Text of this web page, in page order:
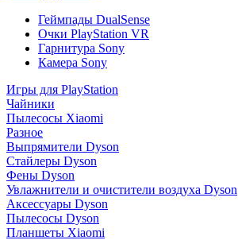
Геймпады DualSense
Очки PlayStation VR
Гарнитура Sony
Камера Sony
Игры для PlayStation
Чайники
Пылесосы Xiaomi
Разное
Выпрямители Dyson
Стайлеры Dyson
Фены Dyson
Увлажнители и очистители воздуха Dyson
Аксессуары Dyson
Пылесосы Dyson
Планшеты Xiaomi